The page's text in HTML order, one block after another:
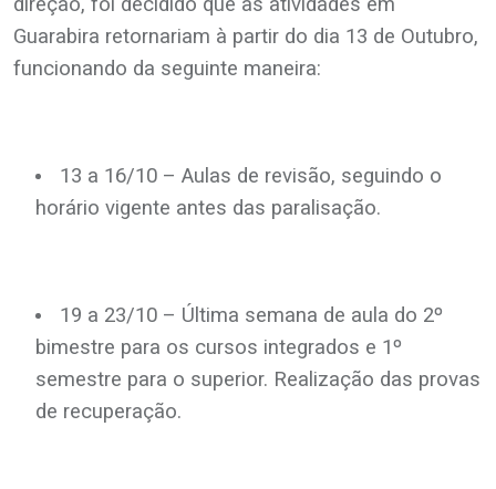
Guarabira retornariam à partir do dia 13 de Outubro,
funcionando da seguinte maneira:
13 a 16/10 – Aulas de revisão, seguindo o
horário vigente antes das paralisação.
19 a 23/10 – Última semana de aula do 2º
bimestre para os cursos integrados e 1º
semestre para o superior. Realização das provas
de recuperação.